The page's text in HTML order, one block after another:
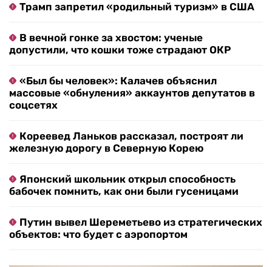
Трамп запретил «родильный туризм» в США
В вечной гонке за хвостом: ученые
допустили, что кошки тоже страдают ОКР
«Был бы человек»: Калачев объяснил
массовые «обнуления» аккаунтов депутатов в
соцсетях
Кореевед Ланьков рассказал, построят ли
железную дорогу в Северную Корею
Японский школьник открыл способность
бабочек помнить, как они были гусеницами
Путин вывел Шереметьево из стратегических
объектов: что будет с аэропортом